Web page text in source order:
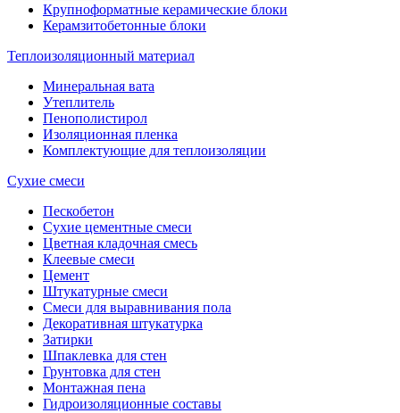
Крупноформатные керамические блоки
Керамзитобетонные блоки
Теплоизоляционный материал
Минеральная вата
Утеплитель
Пенополистирол
Изоляционная пленка
Комплектующие для теплоизоляции
Сухие смеси
Пескобетон
Сухие цементные смеси
Цветная кладочная смесь
Клеевые смеси
Цемент
Штукатурные смеси
Смеси для выравнивания пола
Декоративная штукатурка
Затирки
Шпаклевка для стен
Грунтовка для стен
Монтажная пена
Гидроизоляционные составы